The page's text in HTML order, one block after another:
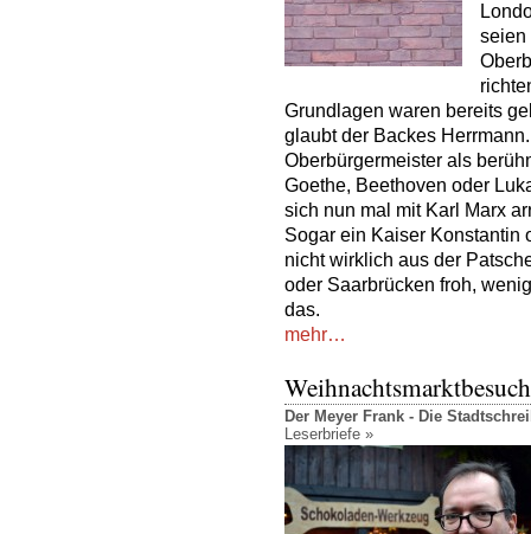
seien
Grundlagen waren bereits
glaubt der Backes
Oberbürgermeister als
Goethe, Beethoven oder
sich nun mal mit Karl Marx
Sogar ein Kaiser Konstantin
nicht wirklich aus der
oder Saarbrücken froh,
das.
mehr…
Der Meyer Frank - Die
Leserbriefe »